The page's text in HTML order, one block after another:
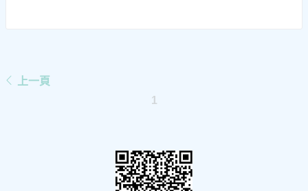
上一頁
1